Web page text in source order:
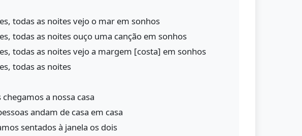
todas as noites vejo o mar em sonhos
todas as noites ouço uma canção em sonhos
todas as noites vejo a margem [costa] em sonhos
todas as noites
chegamos a nossa casa
andam de casa em casa
sentados à janela os dois